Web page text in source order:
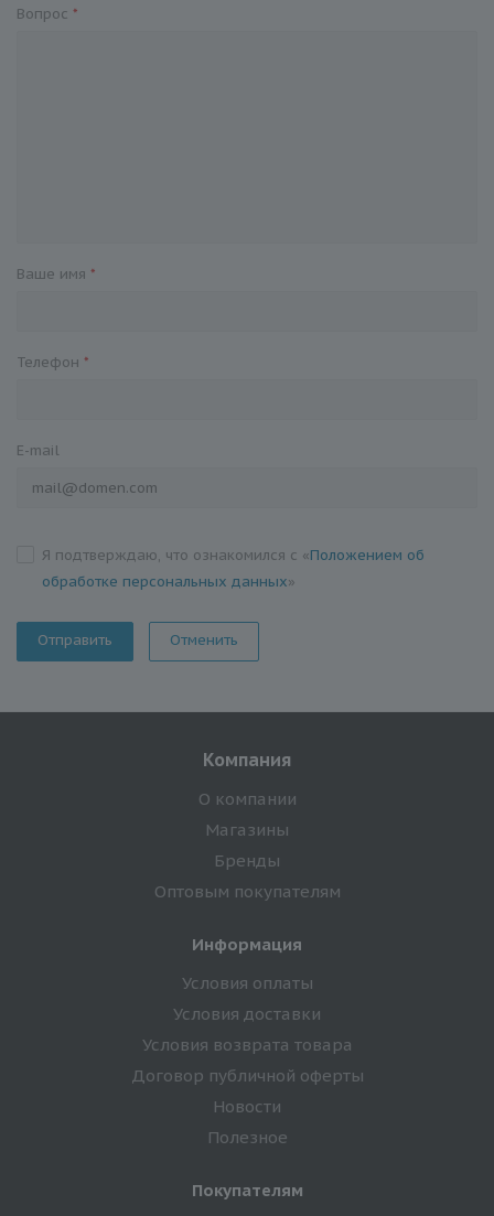
Вопрос *
Ваше имя *
Телефон *
E-mail
Я подтверждаю, что ознакомился с «Положением об
обработке персональных данных»
Отменить
Компания
О компании
Магазины
Бренды
Оптовым покупателям
Информация
Условия оплаты
Условия доставки
Условия возврата товара
Договор публичной оферты
Новости
Полезное
Покупателям